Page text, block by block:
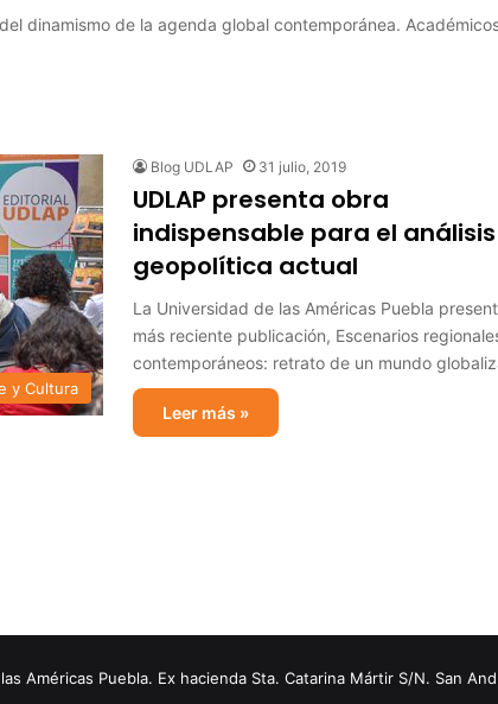
dinamismo de la agenda global contemporánea.
y Cultura
Blog UDLAP 31 julio, 2019
UDLAP presenta obra
indispensable para el
geopolítica actual
La Universidad de las Américas Puebla
más reciente publicación, Escenarios
contemporáneos: retrato de un mundo
Leer más »
Américas Puebla. Ex hacienda Sta. Catarina Mártir S/N. San